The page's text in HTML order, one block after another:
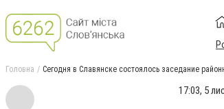
Головна Сегодня в Славянске состоялось заседание
17:03, 5